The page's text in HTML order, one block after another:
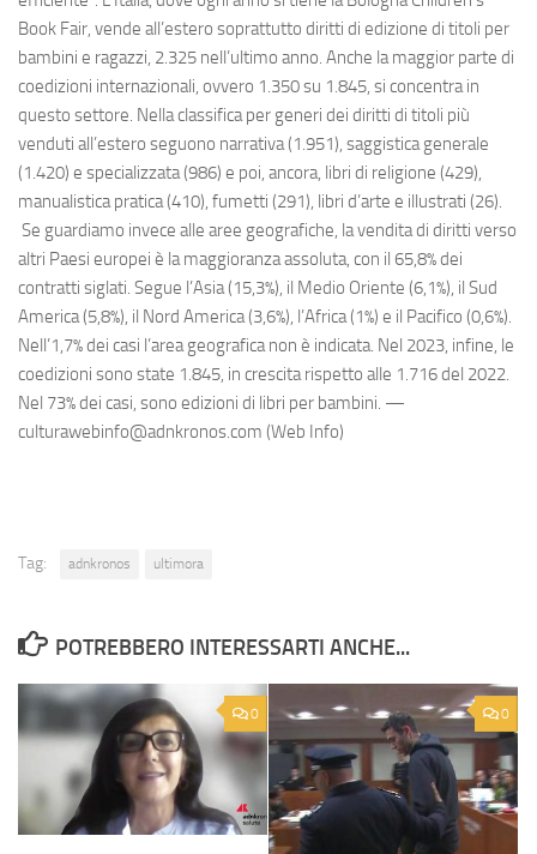
Book Fair, vende all’estero soprattutto diritti di edizione di titoli per
bambini e ragazzi, 2.325 nell’ultimo anno. Anche la maggior parte di
coedizioni internazionali, ovvero 1.350 su 1.845, si concentra in
questo settore. Nella classifica per generi dei diritti di titoli più
venduti all’estero seguono narrativa (1.951), saggistica generale
(1.420) e specializzata (986) e poi, ancora, libri di religione (429),
manualistica pratica (410), fumetti (291), libri d’arte e illustrati (26).
Se guardiamo invece alle aree geografiche, la vendita di diritti verso
altri Paesi europei è la maggioranza assoluta, con il 65,8% dei
contratti siglati. Segue l’Asia (15,3%), il Medio Oriente (6,1%), il Sud
America (5,8%), il Nord America (3,6%), l’Africa (1%) e il Pacifico (0,6%).
Nell’1,7% dei casi l’area geografica non è indicata. Nel 2023, infine, le
coedizioni sono state 1.845, in crescita rispetto alle 1.716 del 2022.
Nel 73% dei casi, sono edizioni di libri per bambini. —
culturawebinfo@adnkronos.com (Web Info)
Tag: adnkronos ultimora
POTREBBERO INTERESSARTI ANCHE...
0 0